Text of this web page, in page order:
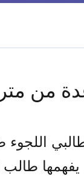
من
يفهمها طالب